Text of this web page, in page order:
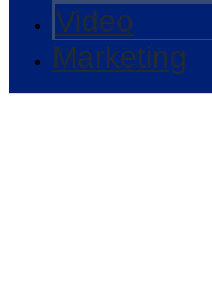
Video
Marketing